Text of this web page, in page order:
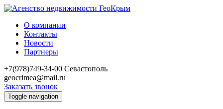
О компании
Контакты
Новости
Партнеры
+7(978)749-34-00 Севастополь
geocrimea@mail.ru
Заказать звонок
Toggle navigation